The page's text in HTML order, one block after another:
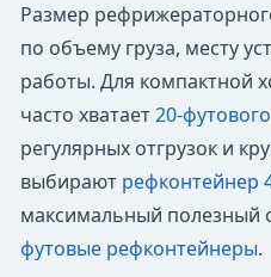
Размер
по объему груза, месту
работы. Для компактной
часто хватает20-
регулярных отгрузок и
выбирают рефконтейнер
максимальный полезный
футовые рефконтейнеры.